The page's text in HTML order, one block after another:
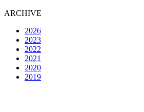
ARCHIVE
2026
2023
2022
2021
2020
2019